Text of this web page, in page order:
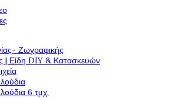
Ζωγραφικής
| Είδη DIY & Κατασκευών
6 τμχ.